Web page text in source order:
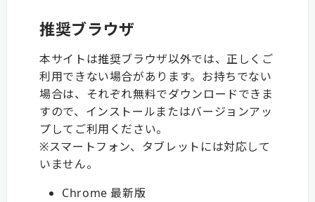
推奨ブラウザ
本サイトは推奨ブラウザ以外では、正しくご
利用できない場合があります。お持ちでない
場合は、それぞれ無料でダウンロードできま
すので、インストールまたはバージョンアッ
プしてご利用ください。
※スマートフォン、タブレットには対応して
いません。
Chrome 最新版